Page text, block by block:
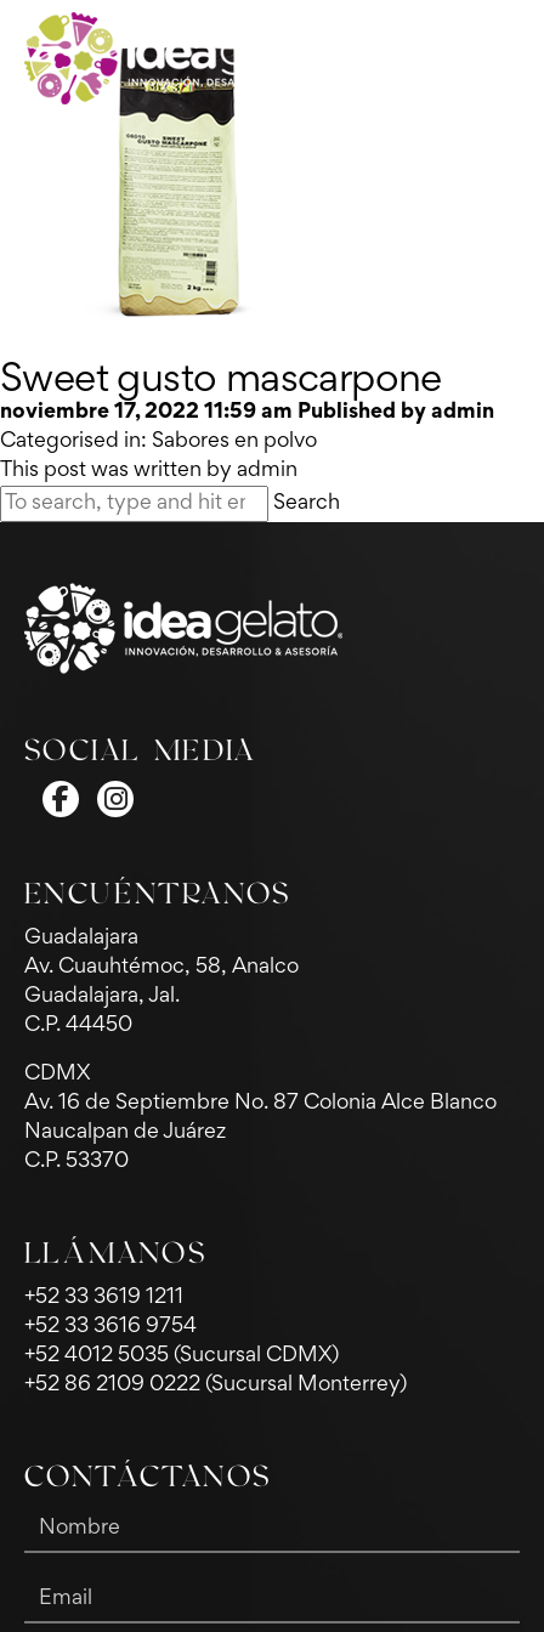
Sweet gusto mascarpone
noviembre 17, 2022 11:59 am Published by admin
Categorised in: Sabores en polvo
This post was written by admin
Search
SOCIAL MEDIA
ENCUÉNTRANOS
Guadalajara
Av. Cuauhtémoc, 58, Analco
Guadalajara, Jal.
C.P. 44450
CDMX
Av. 16 de Septiembre No. 87 Colonia Alce Blanco
Naucalpan de Juárez
C.P. 53370
CONTÁCTANOS
LLÁMANOS
+52 33 3619 1211
+52 33 3616 9754
+52 4012 5035 (Sucursal CDMX)
+52 86 2109 0222 (Sucursal Monterrey)